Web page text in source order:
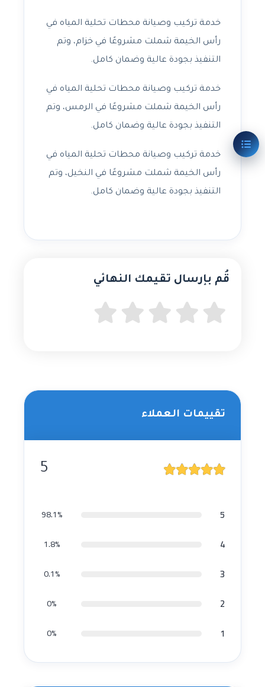
خدمة تركيب وصيانة محطات تحلية المياه في
رأس الخيمة شملت مشروعًا في خزام، وتم
التنفيذ بجودة عالية وضمان كامل.
خدمة تركيب وصيانة محطات تحلية المياه في
رأس الخيمة شملت مشروعًا في الرمس، وتم
التنفيذ بجودة عالية وضمان كامل.
خدمة تركيب وصيانة محطات تحلية المياه في
رأس الخيمة شملت مشروعًا في النخيل، وتم
التنفيذ بجودة عالية وضمان كامل.
قُم بإرسال تقيمك النهائي
تقييمات العملاء
5
5
98.1%
4
1.8%
3
0.1%
2
0%
1
0%